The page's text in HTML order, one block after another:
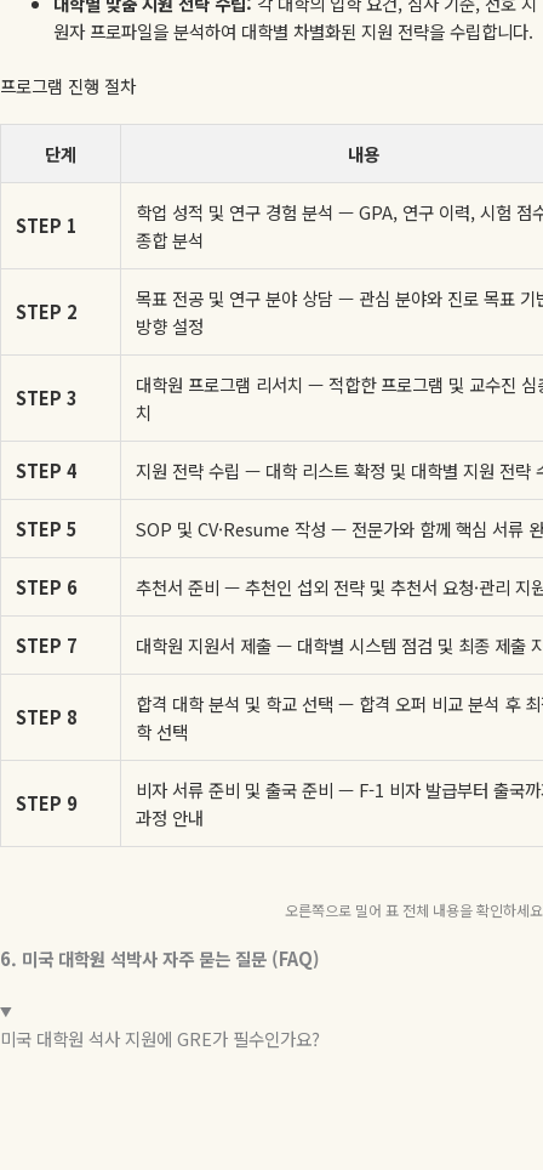
원자 프로파일을 분석하여 대학별 차별화된 지원 전략을 수립합니다.
프로그램 진행 절차
단계 내용
STEP 1
학업 성적 및 연구 경험 분석 — GPA, 연구 이력, 시험 점
종합 분석
STEP 2
목표 전공 및 연구 분야 상담 — 관심 분야와 진로 목표 기
방향 설정
STEP 3
대학원 프로그램 리서치 — 적합한 프로그램 및 교수진 심
치
STEP 4 지원 전략 수립 — 대학 리스트 확정 및 대학별 지원 전략
STEP 5 SOP 및 CV·Resume 작성 — 전문가와 함께 핵심 서류
STEP 6 추천서 준비 — 추천인 섭외 전략 및 추천서 요청·관리 지
STEP 7 대학원 지원서 제출 — 대학별 시스템 점검 및 최종 제출
STEP 8
합격 대학 분석 및 학교 선택 — 합격 오퍼 비교 분석 후
학 선택
STEP 9
비자 서류 준비 및 출국 준비 — F-1 비자 발급부터 출국
과정 안내
오른쪽으로 밀어 표 전체 내용을 확인하세요
6. 미국 대학원 석박사자주 묻는 질문 (FAQ)
미국 대학원 석사 지원에 GRE가 필수인가요?